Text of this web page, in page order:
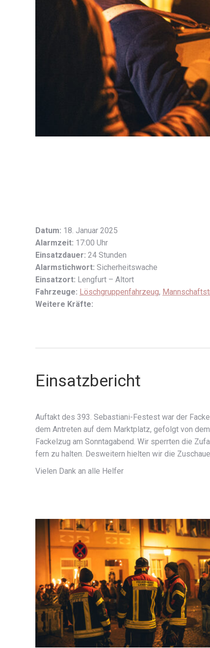
Datum: 18. Januar 2025
Alarmzeit: 17:00 Uhr
Einsatzdauer: 24 Stunden
Alarmstichwort: Sicherheitswache
Einsatzort: Lengfurt – Altort
Fahrzeuge: Löschgruppenfahrzeug,
Weitere Kräfte:
Einsatzbericht
Auftakt des 393. Sebastiani-Festest war der
dem Antreten auf dem Marktplatz, gefolgt von
Fackelzug am Sonntagabend. Wir sperrten die
fern zu halten. Desweitern hielten wir die
Vielen Dank an alle Helfer